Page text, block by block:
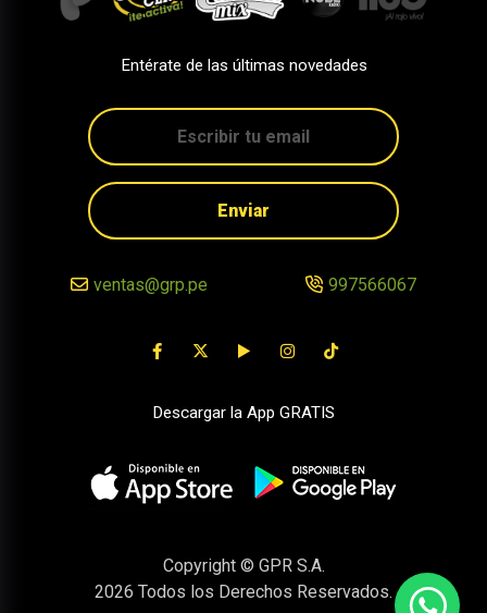
Entérate de las últimas novedades
Enviar
ventas@grp.pe 997566067
Descargar la App GRATIS
Copyright © GPR S.A.
2026 Todos los Derechos Reservados.